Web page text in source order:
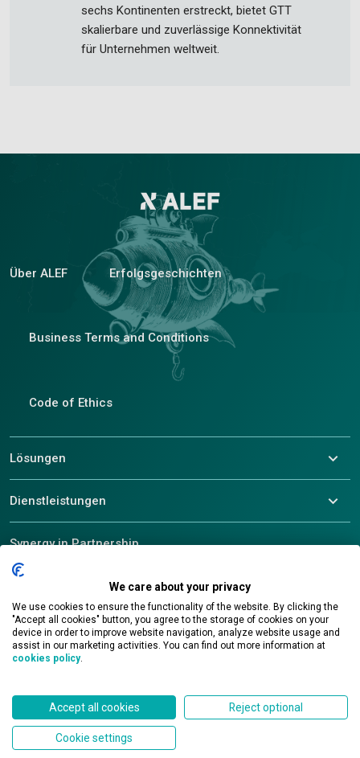
sechs Kontinenten erstreckt, bietet GTT
skalierbare und zuverlässige Konnektivität
für Unternehmen weltweit.
Über ALEF Erfolgsgeschichten
Business Terms and Conditions
Code of Ethics
Lösungen
Dienstleistungen
Synergy in Partnership
© 2026 ALEF Group. All rights reserved
Kontakt
We care about your privacy
We use cookies to ensure the functionality of the website. By clicking the
"Accept all cookies" button, you agree to the storage of cookies on your
device in order to improve website navigation, analyze website usage and
assist in our marketing activities. You can find out more information at
cookies policy.
Accept all cookies Reject optional
Cookie settings